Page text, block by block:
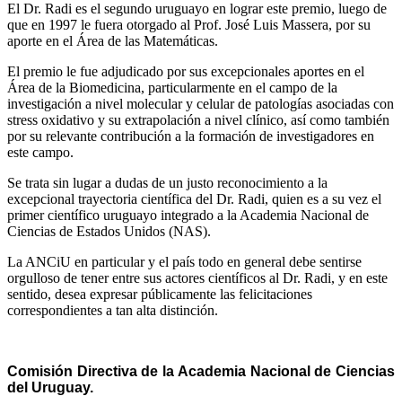
El Dr. Radi es el segundo uruguayo en lograr este premio, luego de
que en 1997 le fuera otorgado al Prof. José Luis Massera, por su
aporte en el Área de las Matemáticas.
El premio le fue adjudicado por sus excepcionales aportes en el
Área de la Biomedicina, particularmente en el campo de la
investigación a nivel molecular y celular de patologías asociadas con
stress oxidativo y su extrapolación a nivel clínico, así como también
por su relevante contribución a la formación de investigadores en
este campo.
Se trata sin lugar a dudas de un justo reconocimiento a la
excepcional trayectoria científica del Dr. Radi, quien es a su vez el
primer científico uruguayo integrado a la Academia Nacional de
Ciencias de Estados Unidos (NAS).
La ANCiU en particular y el país todo en general debe sentirse
orgulloso de tener entre sus actores científicos al Dr. Radi, y en este
sentido, desea expresar públicamente las felicitaciones
correspondientes a tan alta distinción.
Comisión Directiva de la Academia Nacional de Ciencias
del Uruguay.